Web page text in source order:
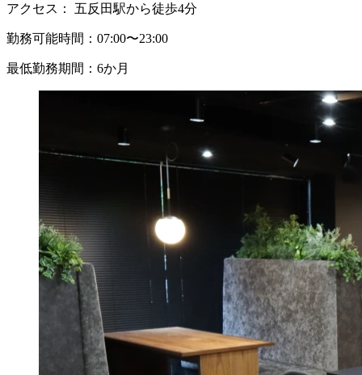
アクセス： 五反田駅から徒歩4分
勤務可能時間： 07:00〜23:00
最低勤務期間： 6か月